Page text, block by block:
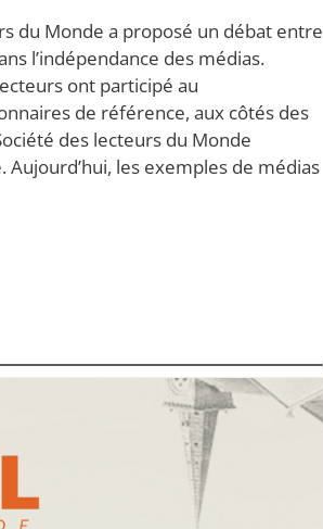
du Monde a proposé un débat entre
l’indépendance des médias.
ont participé au
de référence, aux côtés des
des lecteurs du Monde
les exemples de médias